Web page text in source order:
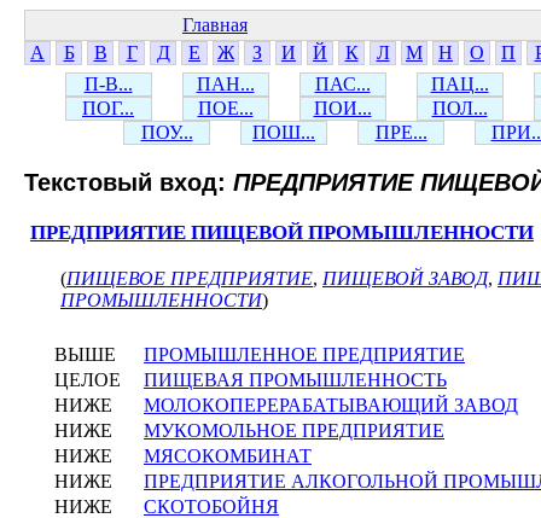
Главная
А
Б В Г Д Е Ж З И Й К Л М Н О П
П-В...
ПАН... ПАС...
ПАЦ...
ПОГ...
ПОЕ... ПОИ...
ПОЛ...
ПОУ...
ПОШ... ПРЕ...
Текстовый вход: ПРЕДПРИЯТИЕ
ПРЕДПРИЯТИЕ ПИЩЕВОЙ ПРОМЫШЛЕННОСТИ
(ПИЩЕВОЕ ПРЕДПРИЯТИЕ, ПИЩЕВОЙ ЗАВОД,
ПРОМЫШЛЕННОСТИ)
ВЫШЕ
ПРОМЫШЛЕННОЕ ПРЕДПРИЯТИЕ
ЦЕЛОЕ
ПИЩЕВАЯ ПРОМЫШЛЕННОСТЬ
НИЖЕ
МОЛОКОПЕРЕРАБАТЫВАЮЩИЙ ЗАВОД
НИЖЕ
МУКОМОЛЬНОЕ ПРЕДПРИЯТИЕ
НИЖЕ
МЯСОКОМБИНАТ
НИЖЕ
ПРЕДПРИЯТИЕ АЛКОГОЛЬНОЙ
НИЖЕ
СКОТОБОЙНЯ